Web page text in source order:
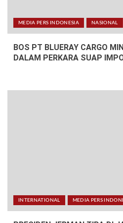
MEDIA PERS INDONESIA NASIONAL
BOS PT BLUERAY CARGO
DALAM PERKARA SUAP
INTERNATIONAL MEDIA PERS